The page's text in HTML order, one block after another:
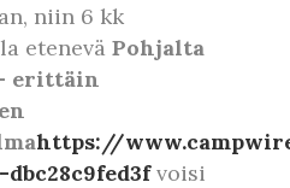
niin 6 kk
etenevä Pohjalta
erittäin
https://
dbc28c9fed3f voisi